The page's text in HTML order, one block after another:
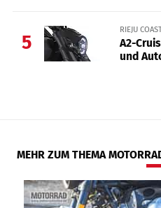
5
RIEJU
A2-
und
MEHR ZUM THEMA